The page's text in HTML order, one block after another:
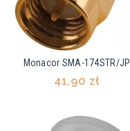
Monacor SMA-174STR/JP
41,90 zł